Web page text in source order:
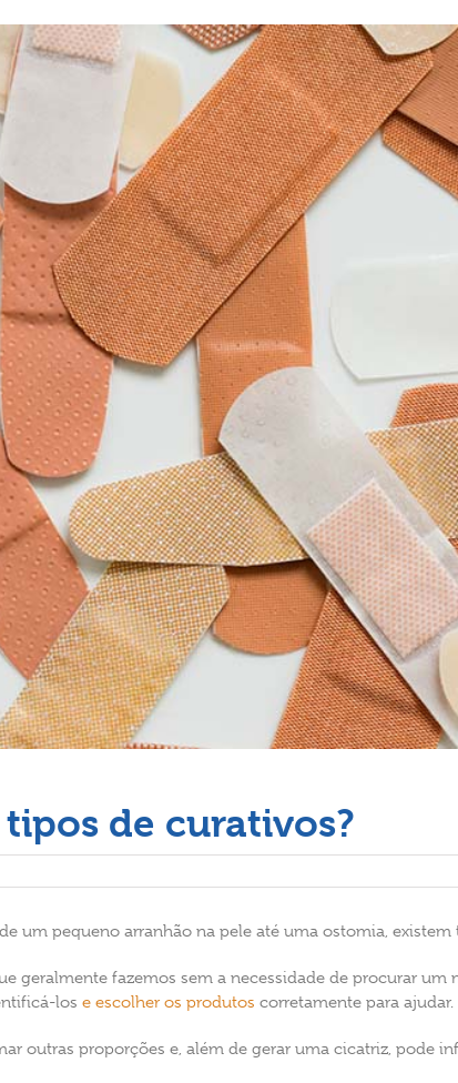
de curativos?
um pequeno arranhão na pele até uma ostomia,
geralmente fazemos sem a necessidade de procurar um
los e escolher os produtos corretamente para ajudar.
outras proporções e, além de gerar uma cicatriz, pode